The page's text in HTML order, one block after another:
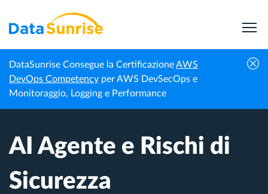
DataSunrise Consegue la CertificazioneAWS
DevOps Competency per AWS DevSecOps e
Monitoraggio, Logging e Performance
Homepage Sicurezza AI & LLM AI Agente e Rischi di Sicurezza
AI Agente e Rischi di
Sicurezza